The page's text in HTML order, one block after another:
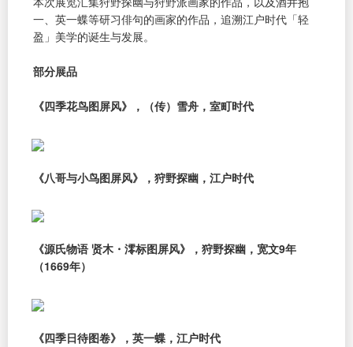
一、英一蝶等研习俳句的画家的作品，追溯江户时代「轻
盈」美学的诞生与发展。
部分展品
《四季花鸟图屏风》，（传）雪舟，室町时代
《八哥与小鸟图屏风》，狩野探幽，江户时代
《源氏物语 贤木・澪标图屏风》，狩野探幽，宽文9年
（1669年）
《四季日待图卷》，英一蝶，江户时代